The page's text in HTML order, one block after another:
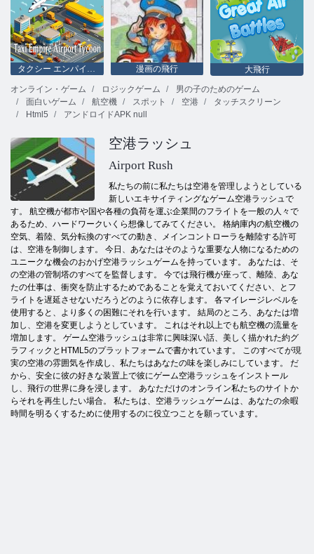
タクシー エンパイア エアポート タイクーン 漫画の飛行
大飛行
オンライン・ゲーム
ロジックゲーム
男の子のためのゲーム
面白いゲーム
航空機 スポット 空港
タッチスクリーン
Html5
アンドロイドAPK null
空港ラッシュ
Airport Rush
私たちの前に私たちは空港を管理しようとしている
新しいエキサイティングなゲーム空港ラッシュで
す。 航空機が都市や国や各種の負荷を運ぶ企業間のフライトを一般の人々で
あるため、ハードワークいくら想像してみてください。 格納庫内の航空機の
空気、着陸、気分転換のすべての動き、メインコントローラを離陸する許可
は、空港を制御します。 今日、あなたはそのような重要な人物になるための
ユニークな機会のおかげ空港ラッシュゲームを持っています。 あなたは、そ
の空港の管制塔のすべてを監督します。 今では飛行機が座って、離陸、あな
たの仕事は、衝突を防止するためであることを覚えておいてください、とフ
ライトを遅延させないだろうどのように依存します。 各マイレージレベルを
使用すると、より多くの困難にそれを行います。 結局のところ、あなたは増
加し、空港を変更しようとしています。 これはそれ以上でも航空機の流量を
増加します。 ゲーム空港ラッシュは非常に興味深い話、美しく描かれた約グ
ラフィックとHTML5のプラットフォームで書かれています。 このすべてが現
実の空港の雰囲気を作成し、私たちはあなたの味を楽しみにしています。 だ
から、安全に彼の好きな装置上で彼にゲーム空港ラッシュをインストール
し、飛行の世界に身を浸します。 あなただけのオンライン私たちのサイトか
らそれを再生したい場合。 私たちは、空港ラッシュゲームは、あなたの余暇
時間を明るくするために使用するのに役立つことを願っています。